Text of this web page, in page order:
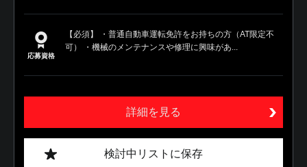
応募資格
【必須】 ・普通自動車運転免許をお持ちの方（AT限定不
可） ・機械のメンテナンスや修理に興味があ...
詳細を見る
検討中リストに保存